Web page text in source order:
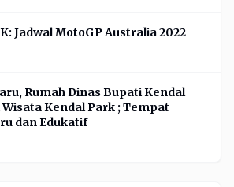
Jadwal MotoGP Australia 2022
Rumah Dinas Bupati Kendal
Wisata Kendal Park ; Tempat
dan Edukatif